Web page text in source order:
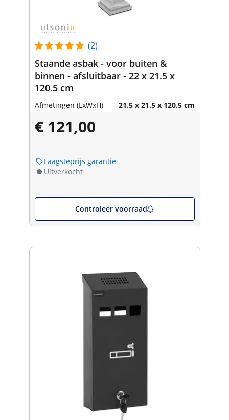
(2)
Staande asbak - voor buiten &
binnen - afsluitbaar - 22 x 21.5 x
120.5 cm
Afmetingen (LxWxH) 21.5 x 21.5 x 120.5 cm
€ 121,00
Laagsteprijs garantie
Uitverkocht
Controleer voorraad